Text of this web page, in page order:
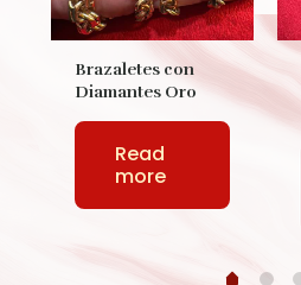
Brazaletes con
Diamantes Oro
Read
more